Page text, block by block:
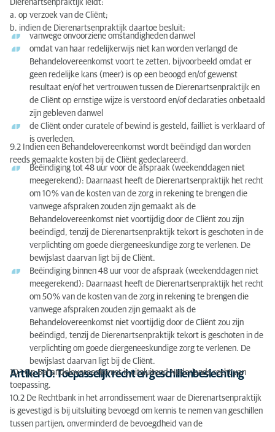
Dierenartsenpraktijk leidt:
a. op verzoek van de Cliënt;
b. indien de Dierenartsenpraktijk daartoe besluit:
vanwege onvoorziene omstandigheden danwel
omdat van haar redelijkerwijs niet kan worden verlangd de
Behandelovereenkomst voort te zetten, bijvoorbeeld omdat er
geen redelijke kans (meer) is op een beoogd en/of gewenst
resultaat en/of het vertrouwen tussen de Dierenartsenpraktijk en
de Cliënt op ernstige wijze is verstoord en/of declaraties onbetaald
zijn gebleven danwel
de Cliënt onder curatele of bewind is gesteld, failliet is verklaard of
is overleden.
9.2 Indien een Behandelovereenkomst wordt beëindigd dan worden
reeds gemaakte kosten bij de Cliënt gedeclareerd.
Beëindiging tot 48 uur voor de afspraak (weekenddagen niet
meegerekend): Daarnaast heeft de Dierenartsenpraktijk het recht
om 10 % van de kosten van de zorg in rekening te brengen die
vanwege afspraken zouden zijn gemaakt als de
Behandelovereenkomst niet voortijdig door de Cliënt zou zijn
beëindigd, tenzij de Dierenartsenpraktijk tekort is geschoten in de
verplichting om goede diergeneeskundige zorg te verlenen. De
bewijslast daarvan ligt bij de Cliënt.
Beëindiging binnen 48 uur voor de afspraak (weekenddagen niet
meegerekend): Daarnaast heeft de Dierenartsenpraktijk het recht
om 50 % van de kosten van de zorg in rekening te brengen die
vanwege afspraken zouden zijn gemaakt als de
Behandelovereenkomst niet voortijdig door de Cliënt zou zijn
beëindigd, tenzij de Dierenartsenpraktijk tekort is geschoten in de
verplichting om goede diergeneeskundige zorg te verlenen. De
bewijslast daarvan ligt bij de Cliënt.
Artikel 10: Toepasselijk recht en geschillenbeslechting
10.1 Op Behandelovereenkomst is uitsluitend Nederlands recht van
toepassing.
10.2 De Rechtbank in het arrondissement waar de Dierenartsenpraktijk
is gevestigd is bij uitsluiting bevoegd om kennis te nemen van geschillen
tussen partijen, onverminderd de bevoegdheid van de